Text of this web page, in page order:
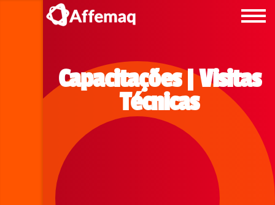
Capacitações | Visitas
Técnicas